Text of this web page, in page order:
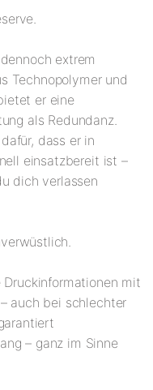
extrem
Technopolymer und
er eine
als Redundanz.
dass er in
einsatzbereit ist –
dich verlassen
mit
auch bei schlechter
– ganz im Sinne